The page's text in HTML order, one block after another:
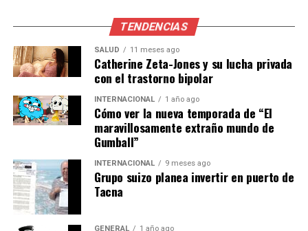
vulnerables.
“La situación es
insostenible a largo plazo.
Necesitamos una estrategia
energética más
diversificada y sostenible”,
afirmó Ana López, experta
en energía de la
Universidad Complutense
TENDENCIAS
SALUD 11 meses ago
Catherine Zeta-Jones y su lucha privada
con el trastorno bipolar
INTERNACIONAL 1 año ago
Cómo ver la nueva temporada de “El
maravillosamente extraño mundo de
Gumball”
INTERNACIONAL 9 meses ago
Grupo suizo planea invertir en puerto de
Tacna
GENERAL 1 año ago